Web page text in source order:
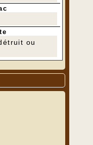
ou